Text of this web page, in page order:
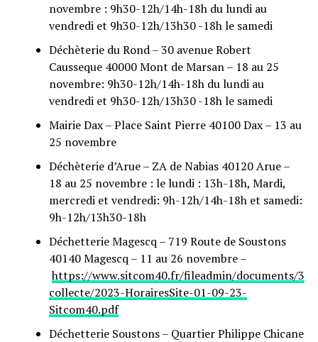
novembre : 9h30-12h/14h-18h du lundi au
vendredi et 9h30-12h/13h30 -18h le samedi
Déchèterie du Rond – 30 avenue Robert
Causseque 40000 Mont de Marsan – 18 au 25
novembre: 9h30-12h/14h-18h du lundi au
vendredi et 9h30-12h/13h30 -18h le samedi
Mairie Dax – Place Saint Pierre 40100 Dax – 13 au
25 novembre
Déchèterie d’Arue – ZA de Nabias 40120 Arue –
18 au 25 novembre : le lundi : 13h-18h, Mardi,
mercredi et vendredi: 9h-12h/14h-18h et samedi:
9h-12h/13h30-18h
Déchetterie Magescq – 719 Route de Soustons
40140 Magescq – 11 au 26 novembre –
https://www.sitcom40.fr/fileadmin/documents/3-
collecte/2023-HorairesSite-01-09-23-
Sitcom40.pdf
Déchetterie Soustons – Quartier Philippe Chicane